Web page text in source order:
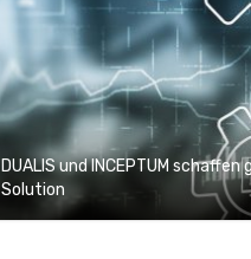
DUALIS und INCEPTUM
Solution